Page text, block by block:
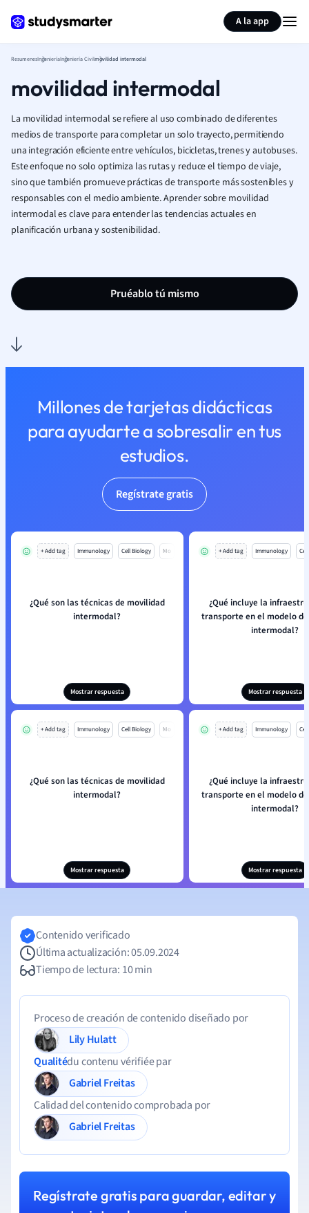
A la app
ResumenesIngenieríaIngeniería Civilmovilidad intermodal
movilidad intermodal
La movilidad intermodal se refiere al uso combinado de diferentes
medios de transporte para completar un solo trayecto, permitiendo
una integración eficiente entre vehículos, bicicletas, trenes y autobuses.
Este enfoque no solo optimiza las rutas y reduce el tiempo de viaje,
sino que también promueve prácticas de transporte más sostenibles y
responsables con el medio ambiente. Aprender sobre movilidad
intermodal es clave para entender las tendencias actuales en
planificación urbana y sostenibilidad.
Pruéablo tú mismo
Millones de tarjetas didácticas
para ayudarte a sobresalir en tus
estudios.
Regístrate gratis
+ Add tag Immunology Cell Biology Mo
¿Qué son las técnicas de movilidad
intermodal?
Mostrar respuesta
+ Add tag Immunology
¿Qué incluye la
transporte en el modelo
intermodal?
Mostrar respuesta
+ Add tag Immunology Cell Biology Mo
¿Qué son las técnicas de movilidad
intermodal?
Mostrar respuesta
+ Add tag Immunology
¿Qué incluye la
transporte en el modelo
intermodal?
Mostrar respuesta
Resumir página
Contenido verificado
Última actualización: 05.09.2024
Tiempo de lectura: 10 min
Proceso de creación de contenido diseñado por
Lily Hulatt
Qualitédu contenu vérifiée par
Gabriel Freitas
Calidad del contenido comprobada por
Gabriel Freitas
Regístrate gratis para guardar, editar y